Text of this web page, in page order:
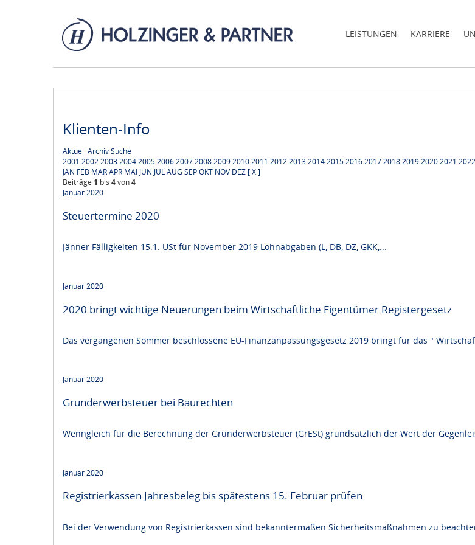
LEISTUNGEN KARRIERE
Klienten-Info
Aktuell ArchivSuche
2001 2002200320042005200620072008200920102011 2012201320142015201620172018201920202021 2022
JAN FEB MÄRAPR MAI JUN JULAUG SEPOKT NOV DEZ [ X ]
Beiträge 1 bis 4von4
Januar 2020
Steuertermine 2020
Jänner Fälligkeiten 15.1. USt für November 2019 Lohnabgaben (L, DB, DZ, GKK,...
Januar 2020
2020 bringt wichtige Neuerungen beim Wirtschaftliche Eigentümer Registergesetz
Das vergangenen Sommer beschlossene EU-Finanzanpassungsgesetz 2019 bringt für das "
Januar 2020
Grunderwerbsteuer bei Baurechten
Wenngleich für die Berechnung der Grunderwerbsteuer (GrESt) grundsätzlich der Wert der
Januar 2020
Registrierkassen Jahresbeleg bis spätestens 15. Februar prüfen
Bei der Verwendung von Registrierkassen sind bekanntermaßen Sicherheitsmaßnahmen zu